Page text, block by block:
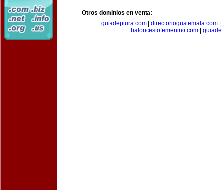
Otros dominios en venta:
guiadepiura.com
directorioguatemala.com
baloncestofemenino.com